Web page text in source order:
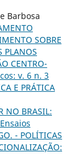
Barbosa
SOBRE
PLANOS
CENTRO-
v. 6 n. 3
E PRÁTICA
NO BRASIL:
Ensaios
- POLÍTICAS